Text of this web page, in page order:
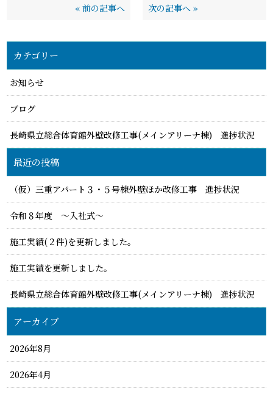
« 前の記事へ 次の記事へ »
カテゴリー
お知らせ
ブログ
長崎県立総合体育館外壁改修工事(メインアリーナ棟) 進捗状況
最近の投稿
（仮）三重アパート３・５号棟外壁ほか改修工事 進捗状況
令和８年度 ～入社式～
施工実績(２件)を更新しました。
施工実績を更新しました。
長崎県立総合体育館外壁改修工事(メインアリーナ棟) 進捗状況
アーカイブ
2026年8月
2026年4月